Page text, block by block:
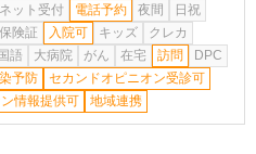
ネット受付 電話予約 夜間
日祝
険証 入院可 キッズ
クレカ
語 大病院 がん 在宅 訪問
DPC
予防
セカンドオピニオン受診可
情報提供可
地域連携